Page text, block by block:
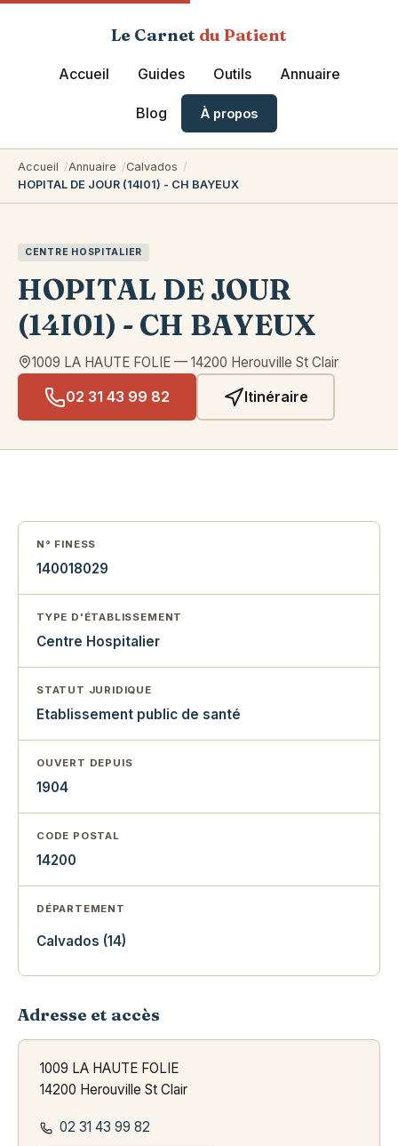
Le Carnet du Patient
Accueil Guides Outils Annuaire
Blog À propos
Accueil Annuaire
Calvados
HOPITAL DE JOUR (14I01) - CH BAYEUX
CENTRE HOSPITALIER
HOPITAL DE JOUR
(14I01) - CH BAYEUX
1009 LA HAUTE FOLIE — 14200 Herouville St Clair
02 31 43 99 82 Itinéraire
N° FINESS
140018029
TYPE D'ÉTABLISSEMENT
Centre Hospitalier
STATUT JURIDIQUE
Etablissement public de santé
OUVERT DEPUIS
1904
CODE POSTAL
14200
DÉPARTEMENT
Calvados (14)
Adresse et accès
1009 LA HAUTE FOLIE
14200 Herouville St Clair
02 31 43 99 82